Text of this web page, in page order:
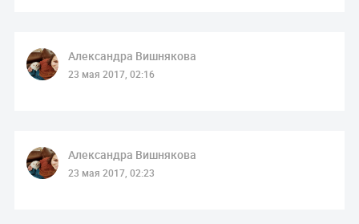
Александра Вишнякова
23 мая 2017, 02:16
Александра Вишнякова
23 мая 2017, 02:23